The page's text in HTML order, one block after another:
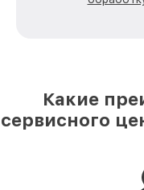
Какие
сервисного